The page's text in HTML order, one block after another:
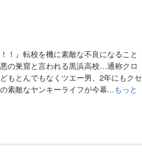
』転校を機に素敵な不良になること
の巣窟と言われる黒浜高校…通称クロ
もとんでもなくツエー男、2年にもクセ
素敵なヤンキーライフが今幕...もっと